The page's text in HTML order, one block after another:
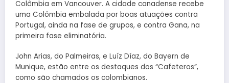
Colômbia em Vancouver. A cidade canadense recebe
uma Colômbia embalada por boas atuações contra
Portugal, ainda na fase de grupos, e contra Gana, na
primeira fase eliminatória.
John Arias, do Palmeiras, e Luíz Díaz, do Bayern de
Munique, estão entre os destaques dos “Cafeteros”,
como são chamados os colombianos.